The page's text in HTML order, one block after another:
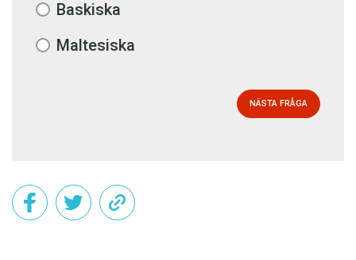
Baskiska
Maltesiska
NÄSTA FRÅGA